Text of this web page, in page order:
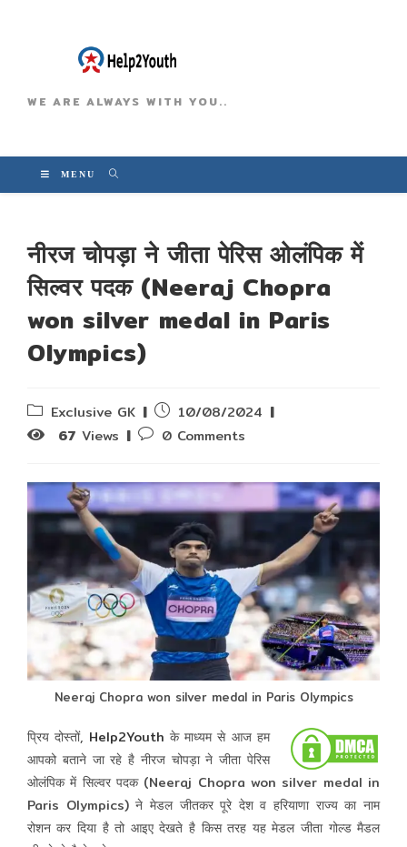
WE ARE ALWAYS WITH YOU..
MENU
नीरज चोपड़ा ने जीता पेरिस ओलंपिक में
सिल्वर पदक (Neeraj Chopra
won silver medal in Paris
Olympics)
Post
category:
Exclusive GK
Post
published:
10/08/2024
67 Views
Post0 Comments
Neeraj Chopra won silver medal in Paris Olympics
प्रिय दोस्तों, Help2Youth के माध्यम से आज हम
आपको बताने जा रहे है नीरज चोपड़ा ने जीता पेरिस
ओलंपिक में सिल्वर पदक (Neeraj Chopra won silver medal in
Paris Olympics) ने मेडल जीतकर पूरे देश व हरियाणा राज्य का नाम
रोशन कर दिया है तो आइए देखते है किस तरह यह मेडल जीता गोल्ड मैडल